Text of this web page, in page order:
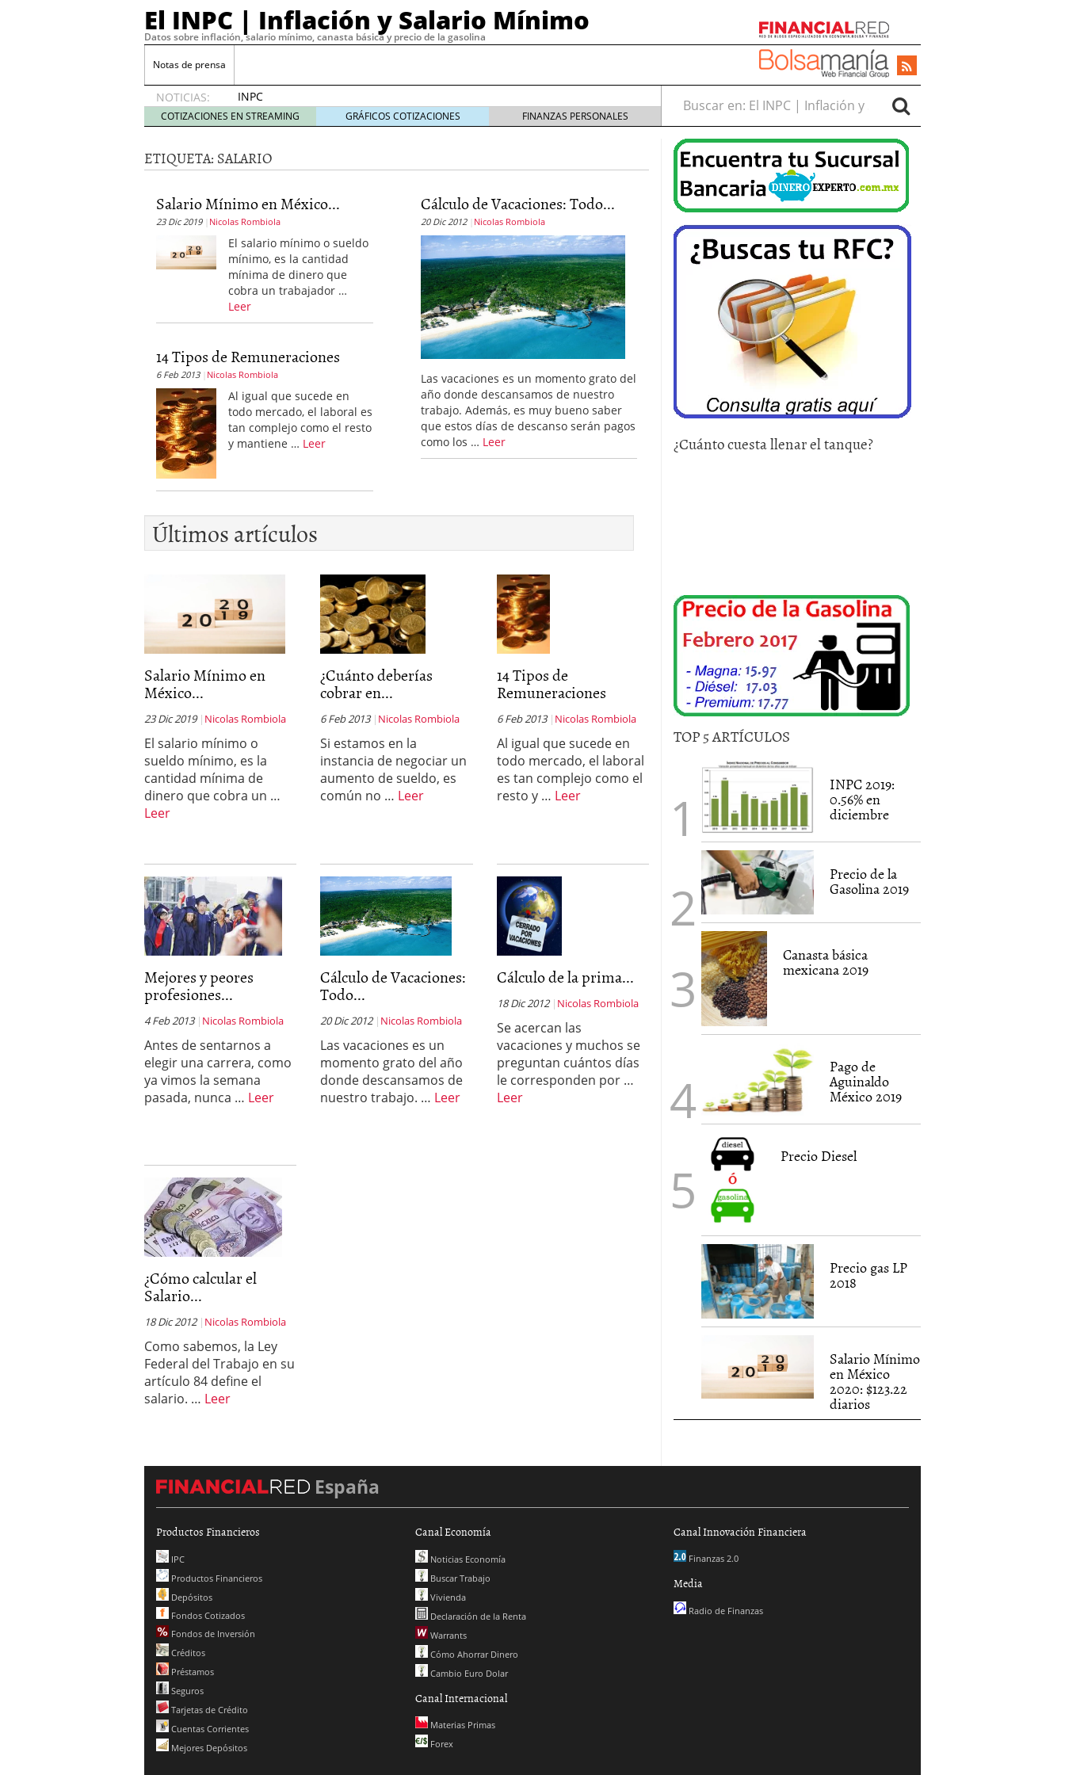
El INPC | Inflación y Salario Mínimo
Datos sobre inflación, salario mínimo, canasta básica y precio de la gasolina
Notas de prensa
NOTICIAS:
INPC
2019:
0.56% en
enero 9,
2020
Maximiza tu estrategia de email marketing con herramientas confiables y
gratuitas agosto 22, 2024
¿Por qué tu empresa necesita un buen software de nómina? noviembre 29,
2023
Operar con CFD marzo 2, 2023
La volatilidad y sus cinco tipos
septiembre 15, 2022
La curva de demanda y cómo funciona septiembre 4, 2022
COTIZACIONES EN STREAMING GRÁFICOS COTIZACIONES FINANZAS PERSONALES
Buscar en:
ETIQUETA: SALARIO
Salario Mínimo en México...
23 Dic 2019 Nicolas Rombiola
El salario mínimo o sueldo
mínimo, es la cantidad
mínima de dinero que
cobra un trabajador …
Leer
14 Tipos de Remuneraciones
6 Feb 2013 Nicolas Rombiola
Al igual que sucede en
todo mercado, el laboral es
tan complejo como el resto
y mantiene … Leer
Cálculo de Vacaciones: Todo...
20 Dic 2012 Nicolas Rombiola
Las vacaciones es un momento grato del
año donde descansamos de nuestro
trabajo. Además, es muy bueno saber
que estos días de descanso serán pagos
como los … Leer
Últimos artículos
Salario Mínimo en
México...
23 Dic 2019 Nicolas Rombiola
El salario mínimo o
sueldo mínimo, es la
cantidad mínima de
dinero que cobra un …
Leer
¿Cuánto deberías
cobrar en...
6 Feb 2013 Nicolas Rombiola
Si estamos en la
instancia de negociar un
aumento de sueldo, es
común no … Leer
14 Tipos de
Remuneraciones
6 Feb 2013 Nicolas Rombiola
Al igual que sucede en
todo mercado, el laboral
es tan complejo como el
resto y … Leer
Mejores y peores
profesiones...
4 Feb 2013 Nicolas Rombiola
Antes de sentarnos a
elegir una carrera, como
ya vimos la semana
pasada, nunca … Leer
Cálculo de Vacaciones:
Todo...
20 Dic 2012 Nicolas Rombiola
Las vacaciones es un
momento grato del año
donde descansamos de
nuestro trabajo. … Leer
Cálculo de la prima...
18 Dic 2012 Nicolas Rombiola
Se acercan las
vacaciones y muchos se
preguntan cuántos días
le corresponden por …
Leer
¿Cómo calcular el
Salario...
18 Dic 2012 Nicolas Rombiola
Como sabemos, la Ley
Federal del Trabajo en su
artículo 84 define el
salario. … Leer
¿Cuánto cuesta llenar el tanque?
TOP 5 ARTÍCULOS
INPC 2019:
0.56% en
diciembre
Precio de la
Gasolina 2019
Canasta básica
mexicana 2019
Pago de
Aguinaldo
México 2019
Precio Diesel
Precio gas LP
2018
Salario Mínimo
en México
2020: $123.22
diarios
España
Productos Financieros
IPC
Productos Financieros
Depósitos
Fondos Cotizados
Fondos de Inversión
Créditos
Préstamos
Seguros
Tarjetas de Crédito
Cuentas Corrientes
Mejores Depósitos
Canal Economía
Noticias Economía
Buscar Trabajo
Vivienda
Declaración de la Renta
Warrants
Cómo Ahorrar Dinero
Cambio Euro Dolar
Canal Internacional
Materias Primas
Forex
Canal Innovación Financiera
Finanzas 2.0
Media
Radio de Finanzas